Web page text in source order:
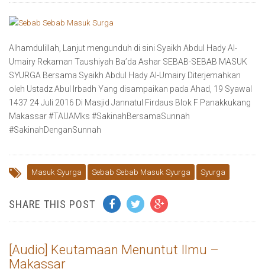
Alhamdulillah, Lanjut mengunduh di sini Syaikh Abdul Hady Al-
Umairy Rekaman Taushiyah Ba’da Ashar SEBAB-SEBAB MASUK
SYURGA Bersama Syaikh Abdul Hady Al-Umairy Diterjemahkan
oleh Ustadz Abul Irbadh Yang disampaikan pada Ahad, 19 Syawal
1437 24 Juli 2016 Di Masjid Jannatul Firdaus Blok F Panakkukang
Makassar ‪#‎TAUAMks‬ ‪#‎SakinahBersamaSunnah‬
‪#‎SakinahDenganSunnah‬
Masuk Syurga Sebab Sebab Masuk Syurga Syurga
SHARE THIS POST
[Audio] Keutamaan Menuntut Ilmu –
Makassar